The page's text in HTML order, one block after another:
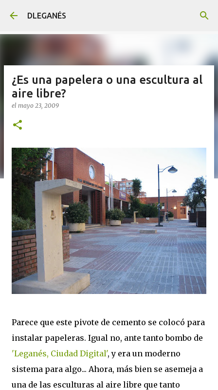
DLEGANÉS
¿Es una papelera o una escultura al
aire libre?
el mayo 23, 2009
Parece que este pivote de cemento se colocó para
instalar papeleras. Igual no, ante tanto bombo de
'Leganés, Ciudad Digital', y era un moderno
sistema para algo... Ahora, más bien se asemeja a
una de las esculturas al aire libre que tanto